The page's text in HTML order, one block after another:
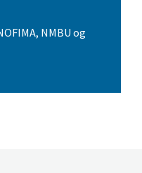
NMBU og